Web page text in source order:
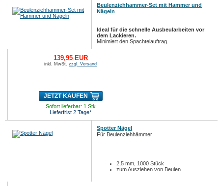
Beulenziehhammer-Set mit Hammer und
Nägeln
Ideal für die schnelle Ausbeularbeiten vor
dem Lackieren.
Minimiert den Spachtelauftrag.
139,95 EUR
inkl. MwSt.zzgl. Versand
JETZT KAUFEN
Sofort lieferbar: 1 Stk
Lieferfrist 2 Tage*
Spotter Nägel
Für Beulenziehhämmer
2,5 mm, 1000 Stück
zum Ausziehen von Beulen